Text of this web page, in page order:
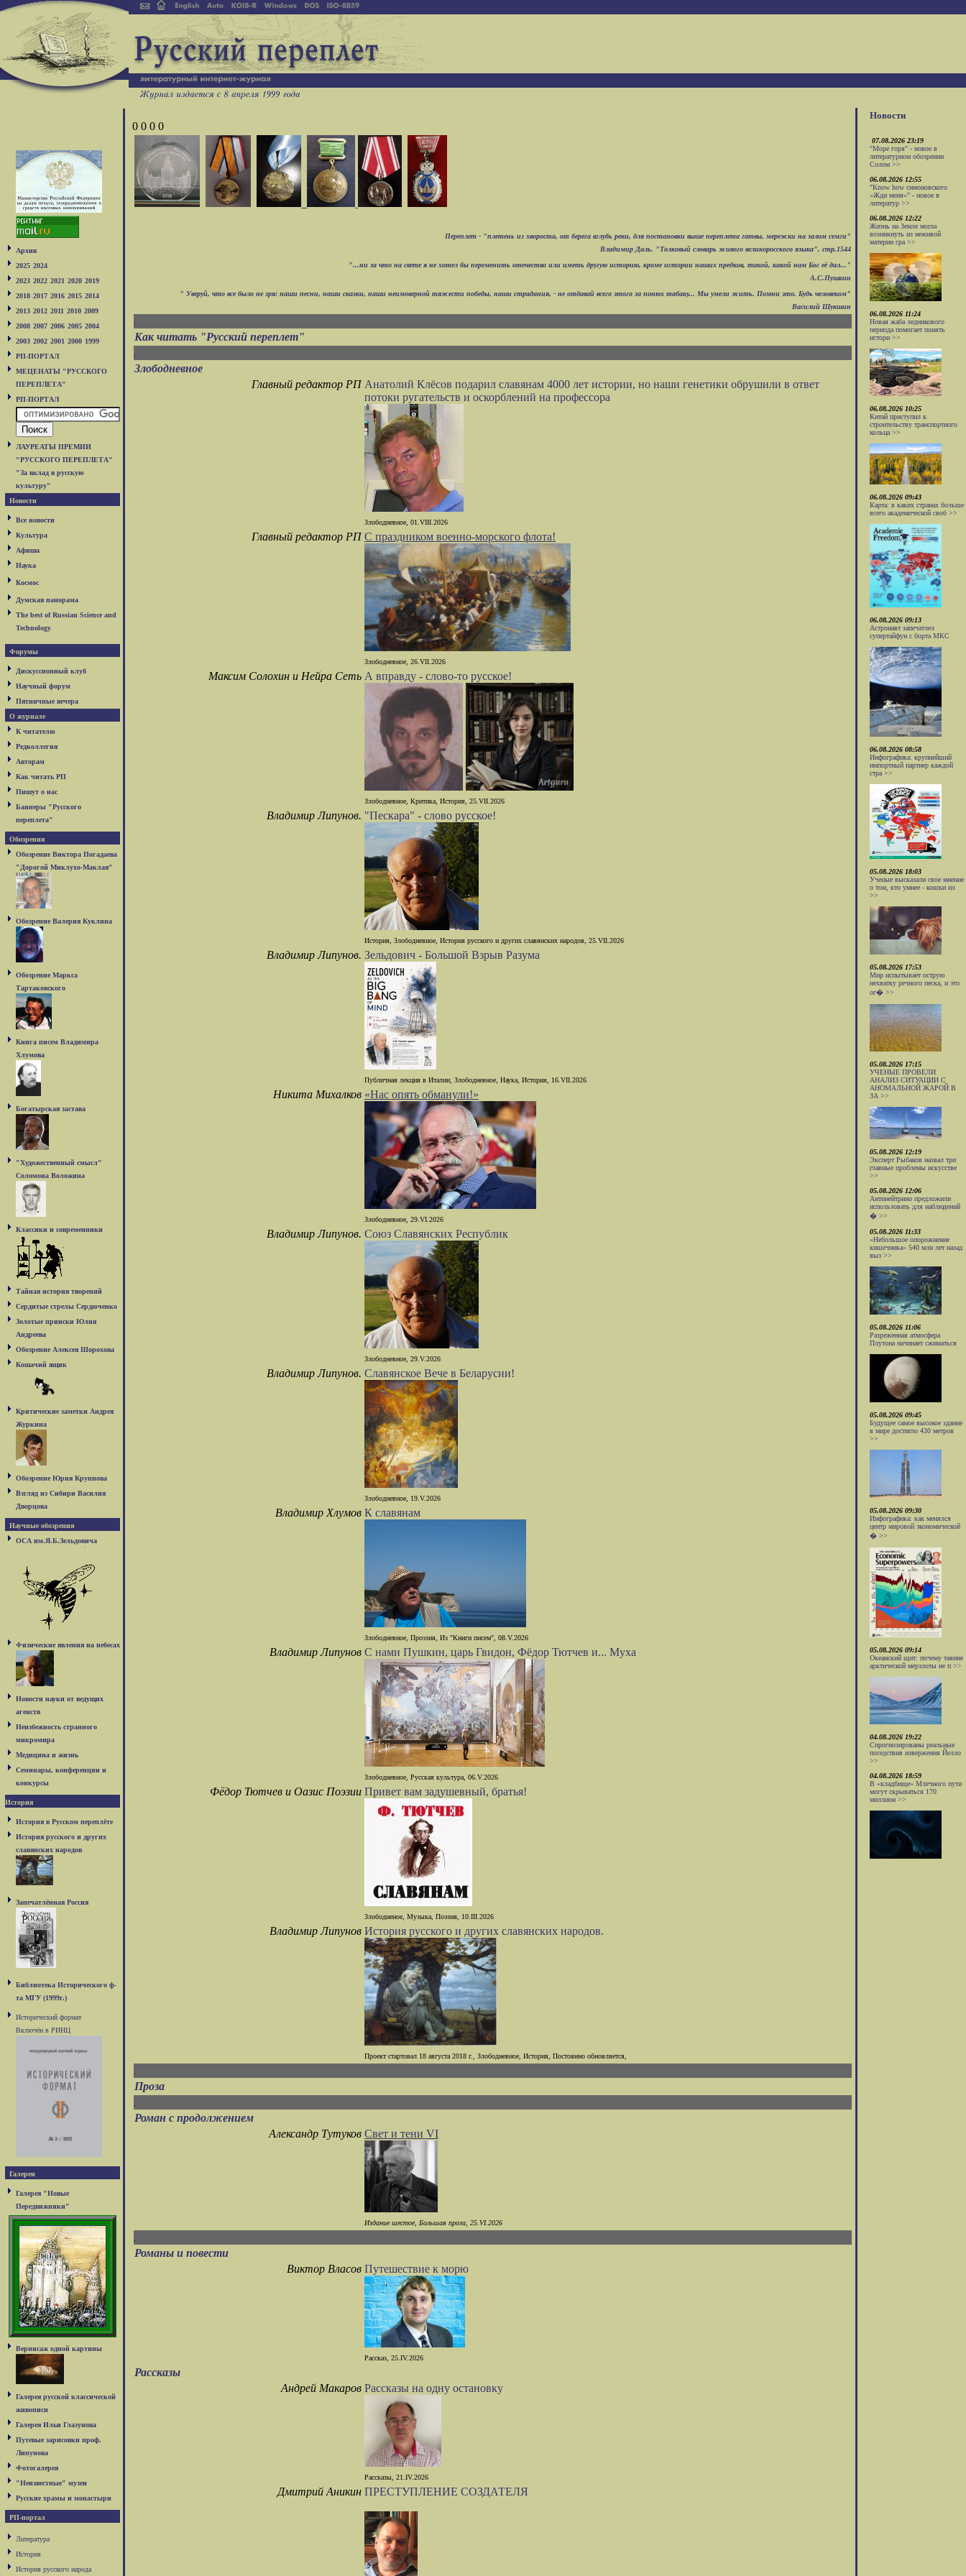
Архив
2025 2024
2023 2022 2021 2020 2019
2018 2017 2016 2015 2014
2013 2012 2011 2010 2009
2008 2007 2006 2005 2004
2003 2002 2001 2000 1999
РП-ПОРТАЛ
МЕЦЕНАТЫ "РУССКОГО
ПЕРЕПЛЕТА"
РП-ПОРТАЛ
ЛАУРЕАТЫ ПРЕМИИ
"РУССКОГО ПЕРЕПЛЕТА"
"За вклад в русскую
культуру"
Новости
Все новости
Культура
Афиша
Наука
Космос
Думская панорама
The best of Russian Science and
Technology
Форумы
Дискуссионный клуб
Научный форум
Пятничные вечера
О журнале
К читателю
Редколлегия
Авторам
Как читать РП
Пишут о нас
Баннеры "Русского
переплета"
Обозрения
Обозрение Виктора Погадаева
"Дорогой Миклухо-Маклая"
Обозрение Валерия Куклина
Обозрение Маркса
Тартаковского
Книга писем Владимира
Хлумова
Богатырская застава
"Художественный смысл"
Соломона Воложина
Классики и современники
Тайная история творений
Сердитые стрелы Сердюченко
Золотые прииски Юлия
Андреева
Обозрение Алексея Шорохова
Кошачий ящик
Критические заметки Андрея
Журкина
Обозрение Юрия Крупнова
Взгляд из Сибири Василия
Дворцова
Научные обозрения
ОСА им.Я.Б.Зельдовича
Физические явления на небесах
Новости науки от ведущих
агенств
Неизбежность странного
микромира
Медицина и жизнь
Семинары, конференции и
конкурсы
История
История в Русском переплёте
История русского и других
славянских народов
Запечатлённая Россия
Библиотека Исторического ф-
та МГУ (1999г.)
Исторический формат
Включён в РИНЦ
Галереи
Галерея "Новые
Передвижники"
Вернисаж одной картины
Галерея русской классической
живописи
Галерея Ильи Глазунова
Путевые зарисовки проф.
Липунова
Фотогалерея
"Неизвестные" музеи
Русские храмы и монастыри
РП-портал
Литература
История
История русского народа
0 0 0 0
Переплет - "плетень из хвороста, от берега вглубь реки, для постановки выше переплета гатвы, мережки на залом семги"
Владимир Даль. "Толковый словарь живого великоросского языка", стр.1544
"...ни за что на свете я не хотел бы переменить отечество или иметь другую историю, кроме истории наших предков, такой, какой нам Бог её дал..."
А.С.Пушкин
" Уверуй, что все было не зря: наши песни, наши сказки, наши неимоверной тяжести победы, наши страдания, - не отдавай всего этого за понюх табаку... Мы умели жить. Помни это. Будь человеком"
Василий Шукшин
Как читать "Русский переплет"
Злободневное
Главный редактор РП Анатолий Клёсов подарил славянам 4000 лет истории, но наши генетики обрушили в ответ
потоки ругательств и оскорблений на профессора
Злободневное, 01.VIII.2026
Главный редактор РП С праздником военно-морского флота!
Злободневное, 26.VII.2026
Максим Солохин и Нейра Сеть А вправду - слово-то русское!
Злободневное, Критика, История, 25.VII.2026
Владимир Липунов. "Пескара" - слово русское!
История, Злободневное, История русского и других славянских народов, 25.VII.2026
Владимир Липунов. Зельдович - Большой Взрыв Разума
Публичная лекция в Италии, Злободневное, Наука, История, 16.VII.2026
Никита Михалков «Нас опять обманули!»
Злободневное, 29.VI.2026
Владимир Липунов. Союз Славянских Республик
Злободневное, 29.V.2026
Владимир Липунов. Славянское Вече в Беларусии!
Злободневное, 19.V.2026
Владимир Хлумов К славянам
Злободневное, Проэзия, Из "Книги писем", 08.V.2026
Владимир Липунов С нами Пушкин, царь Гвидон, Фёдор Тютчев и... Муха
Злободневное, Русская культура, 06.V.2026
Фёдор Тютчев и Оазис Поэзии Привет вам задушевный, братья!
Злободненое, Музыка, Поэзия, 10.III.2026
Владимир Липунов История русского и других славянских народов.
Проект стартовал 18 августа 2018 г., Злободневное, История, Постоянно обновляется,
Проза
Роман с продолжением
Александр Тутуков Свет и тени VI
Издание шестое, Большая проза, 25.VI.2026
Романы и повести
Виктор Власов Путешеcтвие к морю
Рассказ, 25.IV.2026
Рассказы
Андрей Макаров Рассказы на одну остановку
Рассказы, 21.IV.2026
Дмитрий Аникин ПРЕСТУПЛЕНИЕ СОЗДАТЕЛЯ
Новости
07.08.2026 23:19
"Море горя" - новое в
литературном обозрении
Солом >>
06.08.2026 12:55
"Know how симоновского
«Жди меня»" - новое в
литератур >>
06.08.2026 12:22
Жизнь на Земле могла
возникнуть из неживой
материи сра >>
06.08.2026 11:24
Новая жаба ледникового
периода помогает понять
истори >>
06.08.2026 10:25
Китай приступил к
строительству транспортного
кольца >>
06.08.2026 09:43
Карта: в каких странах больше
всего академической своб >>
06.08.2026 09:13
Астронавт запечатлел
супертайфун с борта МКС
06.08.2026 08:58
Инфографика: крупнейший
импортный партнер каждой
стра >>
05.08.2026 18:03
Ученые высказали свое мнение
о том, кто умнее - кошки ил
>>
05.08.2026 17:53
Мир испытывает острую
нехватку речного песка, и это
ог� >>
05.08.2026 17:15
УЧЕНЫЕ ПРОВЕЛИ
АНАЛИЗ СИТУАЦИИ С
АНОМАЛЬНОЙ ЖАРОЙ В
ЗА >>
05.08.2026 12:19
Эксперт Рыбаков назвал три
главные проблемы искусстве
>>
05.08.2026 12:06
Антинейтрино предложили
использовать для наблюдений
� >>
05.08.2026 11:33
«Небольшое опорожнение
кишечника» 540 млн лет назад
выз >>
05.08.2026 11:06
Разреженная атмосфера
Плутона начинает сжиматься
05.08.2026 09:45
Будущее самое высокое здание
в мире достигло 430 метров
>>
05.08.2026 09:30
Инфографика: как менялся
центр мировой экономической
� >>
05.08.2026 09:14
Океанский щит: почему таяние
арктической мерзлоты не п >>
04.08.2026 19:22
Спрогнозированы реальные
поседствия извержения Йелло
>>
04.08.2026 18:59
В «кладбище» Млечного пути
могут скрываться 170
миллион >>